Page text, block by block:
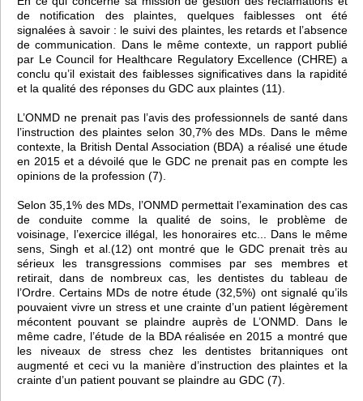
de notification des plaintes, quelques faiblesses ont été
signalées à savoir : le suivi des plaintes, les retards et l’absence
de communication. Dans le même contexte, un rapport publié
par Le Council for Healthcare Regulatory Excellence (CHRE) a
conclu qu’il existait des faiblesses significatives dans la rapidité
et la qualité des réponses du GDC aux plaintes (11).
L’ONMD ne prenait pas l’avis des professionnels de santé dans
l’instruction des plaintes selon 30,7% des MDs. Dans le même
contexte, la British Dental Association (BDA) a réalisé une étude
en 2015 et a dévoilé que le GDC ne prenait pas en compte les
opinions de la profession (7).
Selon 35,1% des MDs, l’ONMD permettait l’examination des cas
de conduite comme la qualité de soins, le problème de
voisinage, l’exercice illégal, les honoraires etc... Dans le même
sens, Singh et al.(12) ont montré que le GDC prenait très au
sérieux les transgressions commises par ses membres et
retirait, dans de nombreux cas, les dentistes du tableau de
l’Ordre. Certains MDs de notre étude (32,5%) ont signalé qu’ils
pouvaient vivre un stress et une crainte d’un patient légèrement
mécontent pouvant se plaindre auprès de L’ONMD. Dans le
même cadre, l’étude de la BDA réalisée en 2015 a montré que
les niveaux de stress chez les dentistes britanniques ont
augmenté et ceci vu la manière d’instruction des plaintes et la
crainte d’un patient pouvant se plaindre au GDC (7).